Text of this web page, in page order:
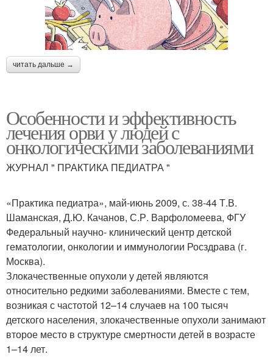
читать дальше →
Особенности и эффективность
лечения орви у людей с
онкологическими заболеваниями
ЖУРНАЛ " ПРАКТИКА ПЕДИАТРА "
«Практика педиатра», май-июнь 2009, с. 38-44 Т.В.
Шаманская, Д.Ю. Качанов, С.Р. Варфоломеева, ФГУ
Федеральный научно- клинический центр детской
гематологии, онкологии и иммунологии Росздрава (г.
Москва).
Злокачественные опухоли у детей являются
относительно редкими заболеваниями. Вместе с тем,
возникая с частотой 12–14 случаев на 100 тысяч
детского населения, злокачественные опухоли занимают
второе место в структуре смертности детей в возрасте
1–14 лет.